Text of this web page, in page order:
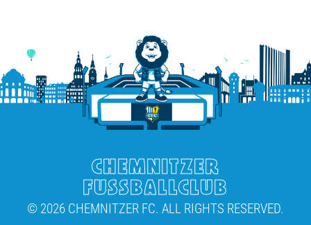
CHEMNITZER
FUSSBALLCLUB
© 2026 CHEMNITZER FC. ALL RIGHTS RESERVED.